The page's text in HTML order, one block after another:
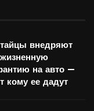
внедряют
на авто —
кому ее дадут